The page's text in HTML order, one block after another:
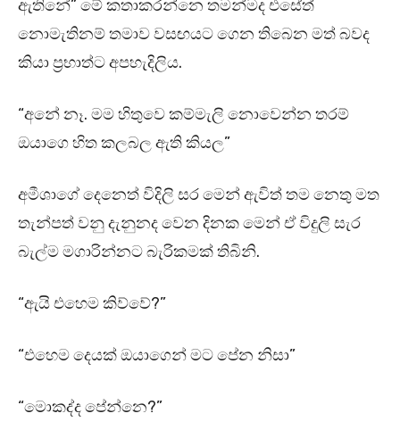
ඇතිනේ” මේ කතාකරන්නෙ තමන්මද එසේත්
නොමැතිනම් තමාව වසඟයට ගෙන තිබෙන මත් බවද
කියා ප්‍රභාත්ට අපහැදිලිය.
“අනේ නෑ. මම හිතුවෙ කම්මැලි නොවෙන්න තරම්
ඔයාගෙ හිත කලබල ඇති කියල”
අමීශාගේ දෙනෙත් විදිලි සර මෙන් ඇවිත් තම නෙතු මත
තැන්පත් වනු දැනුනද වෙන දිනක මෙන් ඒ විදුලි සැර
බැල්ම මගාරින්නට බැරිකමක් තිබිනි.
“ඇයි එහෙම කිව්වේ?”
“එහෙම දෙයක් ඔයාගෙන් මට පේන නිසා”
“මොකද්ද පේන්නෙ?”